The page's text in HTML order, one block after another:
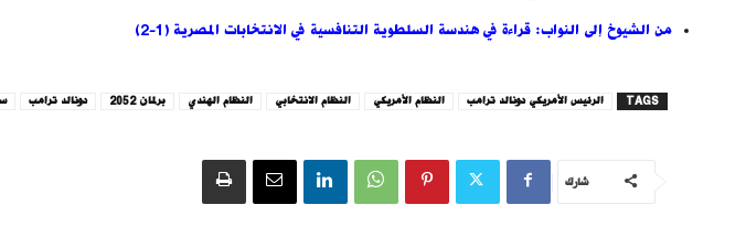
من الشيوخ إلى النواب: قراءة في هندسة السلطوية التنافسية في الانتخابات المصرية (1-2)
TAGS الرئيس الأمريكي دونالد ترامب النظام الأمريكي النظام الانتخابي النظام الهندي برلمان 2052 دونالد ترامب
شارك